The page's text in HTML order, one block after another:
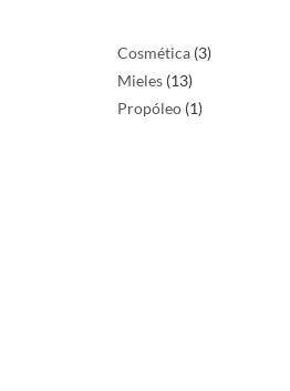
Cosmética 33
Mieles 1313
productos
Propóleo 11